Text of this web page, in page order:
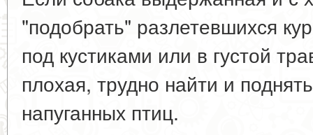
"подобрать" разлетевшихся
под кустиками или в густой
плохая, трудно найти и
напуганных птиц.